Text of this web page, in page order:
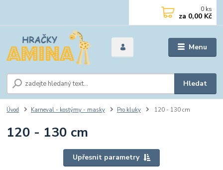
Menu
Hledat
0 ks
za 0,00 Kč
Úvod Karneval - kostýmy - masky Pro kluky 120 - 130 cm
120 - 130 cm
Upřesnit parametry